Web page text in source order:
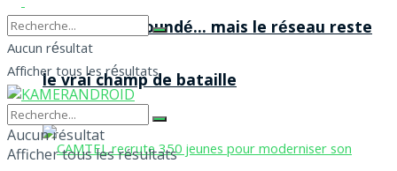
agences à Yaoundé… mais le réseau reste
le vrai champ de bataille
Aucun résultat
Afficher tous les résultats
Aucun résultat
Afficher tous les résultats